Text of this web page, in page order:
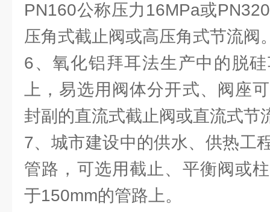
PN160公称压力16MPa或
压角式截止阀或高压角式节流阀
6、氧化铝拜耳法生产中的脱
上，易选用阀体分开式、阀座
封副的直流式截止阀或直流式节
7、城市建设中的供水、供热工
管路，可选用截止、平衡阀或
于150mm的管路上。